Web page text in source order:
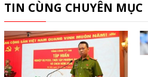
TIN CÙNG CHUYÊN MỤC